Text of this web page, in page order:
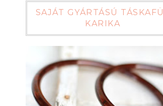
SAJÁT GYÁRTÁSÚ
KARIKA